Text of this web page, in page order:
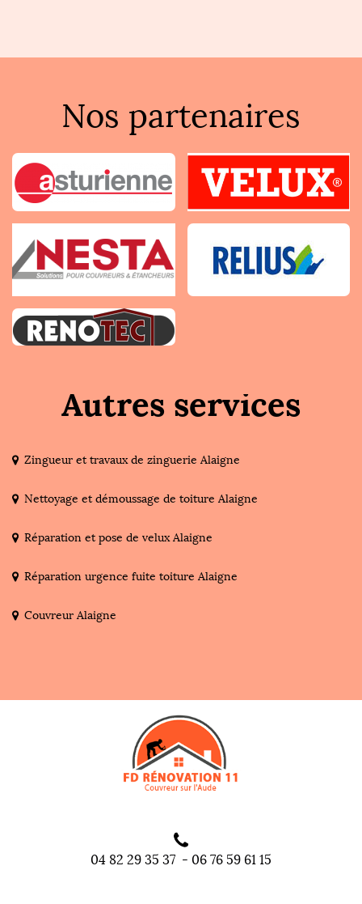
Nos partenaires
Autres services
Zingueur et travaux de zinguerie Alaigne
Nettoyage et démoussage de toiture Alaigne
Réparation et pose de velux Alaigne
Réparation urgence fuite toiture Alaigne
Couvreur Alaigne
04 82 29 35 37 - 06 76 59 61 15